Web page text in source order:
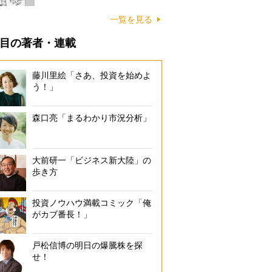
一覧を見る
の著者・連載
藤川里絵「さあ、投資を始めよ
う！」
森口亮「まるわかり市況分析」
大前研一「ビジネス新大陸」の
歩き方
投資ノウハウ満載コミック「俺
がカブ番長！」
戸松信博の明日の爆騰株を探
せ！